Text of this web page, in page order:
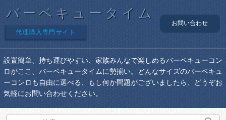
バーベキュータイム
代理購入専門サイト
お問い合わせ
設置簡単、持ち運びやすい、家族みんなで楽しめるバーベキューコン
ロがここ、バーベキュータイムに勢揃い。どんなサイズのバーベキュ
ーコンロも自由に選べる、もし何か問題がございましたら、どうぞお
気軽にお問い合わせください。